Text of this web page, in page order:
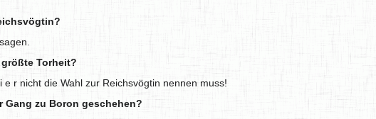
Torheit?
e r nicht die Wahl zur Reichsvögtin nennen muss!
Gang zu Boron geschehen?